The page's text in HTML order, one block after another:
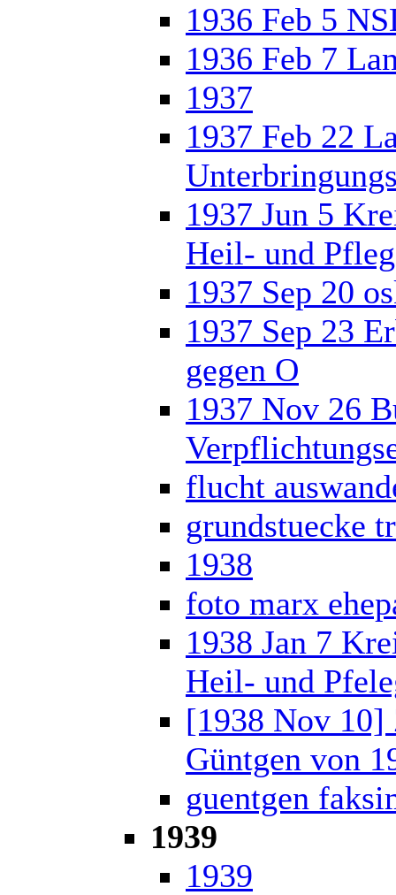
1936 Feb 5
1936 Feb 7
1937
1937 Feb 22
1937 Jun 5
Heil- und
1937 Sep 20
1937 Sep 23
gegen O
1937 Nov 26
flucht
grundstuecke
1938
foto marx
1938 Jan 7
Heil- und
[1938 Nov 10]
Güntgen von
guentgen
1939
1939